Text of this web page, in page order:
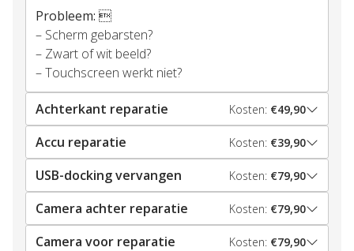
Probleem: 
– Scherm gebarsten?
– Zwart of wit beeld?
– Touchscreen werkt niet?
Achterkant reparatie Kosten: €49,90
Accu reparatie Kosten: €39,90
USB-docking vervangen Kosten: €79,90
Camera achter reparatie Kosten: €79,90
Camera voor reparatie Kosten: €79,90